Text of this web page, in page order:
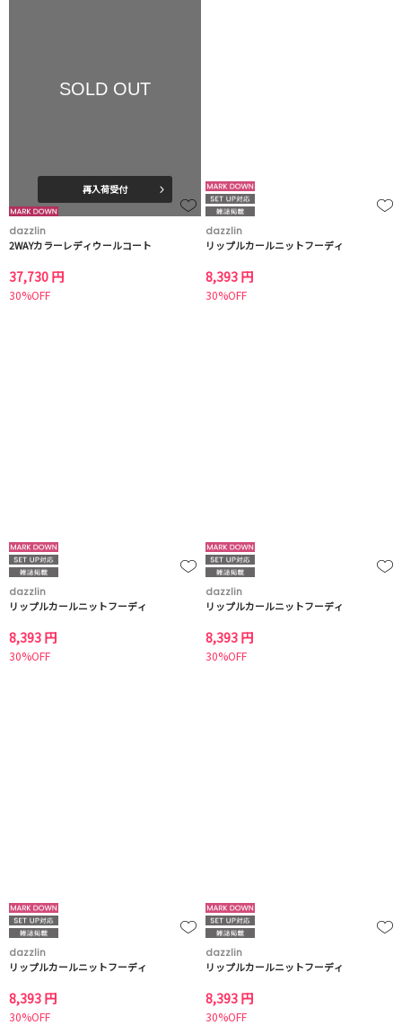
SOLD OUT
再入荷受付
dazzlin
2WAYカラーレディウールコート
37,730 円
30%OFF
dazzlin
リップルカールニットフーディ
8,393 円
30%OFF
dazzlin
リップルカールニットフーディ
8,393 円
30%OFF
dazzlin
リップルカールニットフーディ
8,393 円
30%OFF
dazzlin
リップルカールニットフーディ
8,393 円
30%OFF
dazzlin
リップルカールニットフーディ
8,393 円
30%OFF